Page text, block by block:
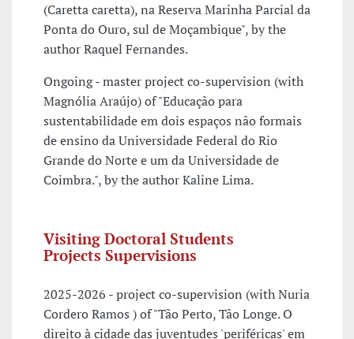
(Caretta caretta), na Reserva Marinha Parcial da
Ponta do Ouro, sul de Moçambique", by the
author Raquel Fernandes.
Ongoing - master project co-supervision (with
Magnólia Araújo) of "Educação para
sustentabilidade em dois espaços não formais
de ensino da Universidade Federal do Rio
Grande do Norte e um da Universidade de
Coimbra.", by the author Kaline Lima.
Visiting Doctoral Students
Projects Supervisions
2025-2026 - project co-supervision (with Nuria
Cordero Ramos ) of "Tão Perto, Tão Longe. O
direito à cidade das juventudes 'periféricas' em